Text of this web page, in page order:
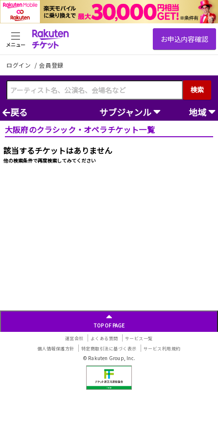
ログイン /会員登録
検索
メニュー
戻る サブジャンル 地域
大阪府のクラシック・オペラチケット一覧
該当するチケットはありません
他の検索条件で再度検索してみてください
TOP OF PAGE
運営会社 よくある質問
サービス一覧
個人情報保護方針
特定商取引法に基づく表示 サービス利用規約
© Rakuten Group, Inc.